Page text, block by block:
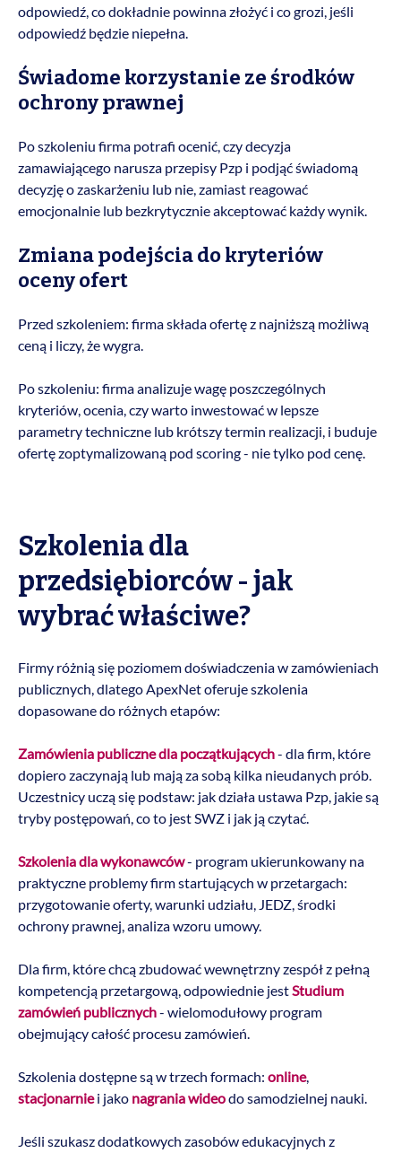
odpowiedź, co dokładnie powinna złożyć i co grozi, jeśli
odpowiedź będzie niepełna.
Świadome korzystanie ze środków
ochrony prawnej
Po szkoleniu firma potrafi ocenić, czy decyzja
zamawiającego narusza przepisy Pzp i podjąć świadomą
decyzję o zaskarżeniu lub nie, zamiast reagować
emocjonalnie lub bezkrytycznie akceptować każdy wynik.
Zmiana podejścia do kryteriów
oceny ofert
Przed szkoleniem: firma składa ofertę z najniższą możliwą
ceną i liczy, że wygra.
Po szkoleniu: firma analizuje wagę poszczególnych
kryteriów, ocenia, czy warto inwestować w lepsze
parametry techniczne lub krótszy termin realizacji, i buduje
ofertę zoptymalizowaną pod scoring - nie tylko pod cenę.
Szkolenia dla
przedsiębiorców - jak
wybrać właściwe?
Firmy różnią się poziomem doświadczenia w zamówieniach
publicznych, dlatego ApexNet oferuje szkolenia
dopasowane do różnych etapów:
Zamówienia publiczne dla początkujących- dla firm, które
dopiero zaczynają lub mają za sobą kilka nieudanych prób.
Uczestnicy uczą się podstaw: jak działa ustawa Pzp, jakie są
tryby postępowań, co to jest SWZ i jak ją czytać.
Szkolenia dla wykonawców- program ukierunkowany na
praktyczne problemy firm startujących w przetargach:
przygotowanie oferty, warunki udziału, JEDZ, środki
ochrony prawnej, analiza wzoru umowy.
Dla firm, które chcą zbudować wewnętrzny zespół z pełną
kompetencją przetargową, odpowiednie jestStudium
zamówień publicznych- wielomodułowy program
obejmujący całość procesu zamówień.
Szkolenia dostępne są w trzech formach: online,
stacjonarniei jako nagrania wideodo samodzielnej nauki.
Jeśli szukasz dodatkowych zasobów edukacyjnych z